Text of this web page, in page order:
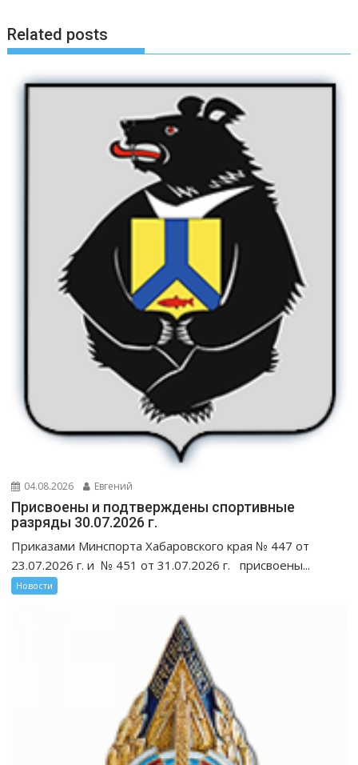
Related posts
04.08.2026 Евгений
Присвоены и подтверждены спортивные
разряды 30.07.2026 г.
Приказами Минспорта Хабаровского края № 447 от
23.07.2026 г. и № 451 от 31.07.2026 г. присвоены...
Новости